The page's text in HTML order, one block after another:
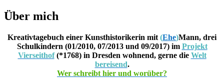
Über mich
Kreativtagebuch einer Kunsthistorikerin mit (Ehe)Mann, drei
Schulkindern (01/2010, 07/2013 und 09/2017) im Projekt
Vierseithof(*1768) in Dresden wohnend, gerne die Welt
bereisend.
Wer schreibt hier und worüber?